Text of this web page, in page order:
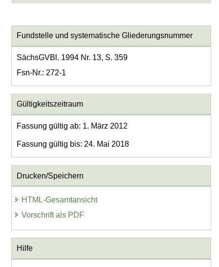
Fundstelle und systematische Gliederungsnummer
SächsGVBl. 1994 Nr. 13, S. 359
Fsn-Nr.: 272-1
Gültigkeitszeitraum
Fassung gültig ab: 1. März 2012
Fassung gültig bis: 24. Mai 2018
Drucken/Speichern
HTML-Gesamtansicht
Vorschrift als PDF
Hilfe